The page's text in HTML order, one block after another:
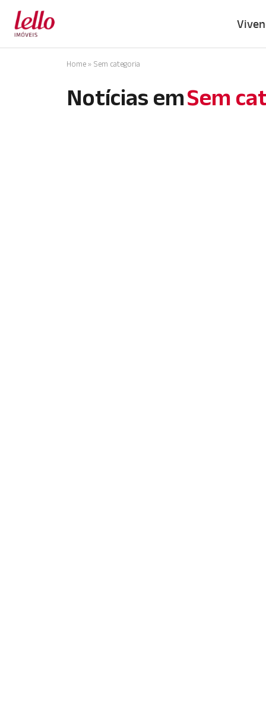
Home » Sem categoria
Notícias emSem